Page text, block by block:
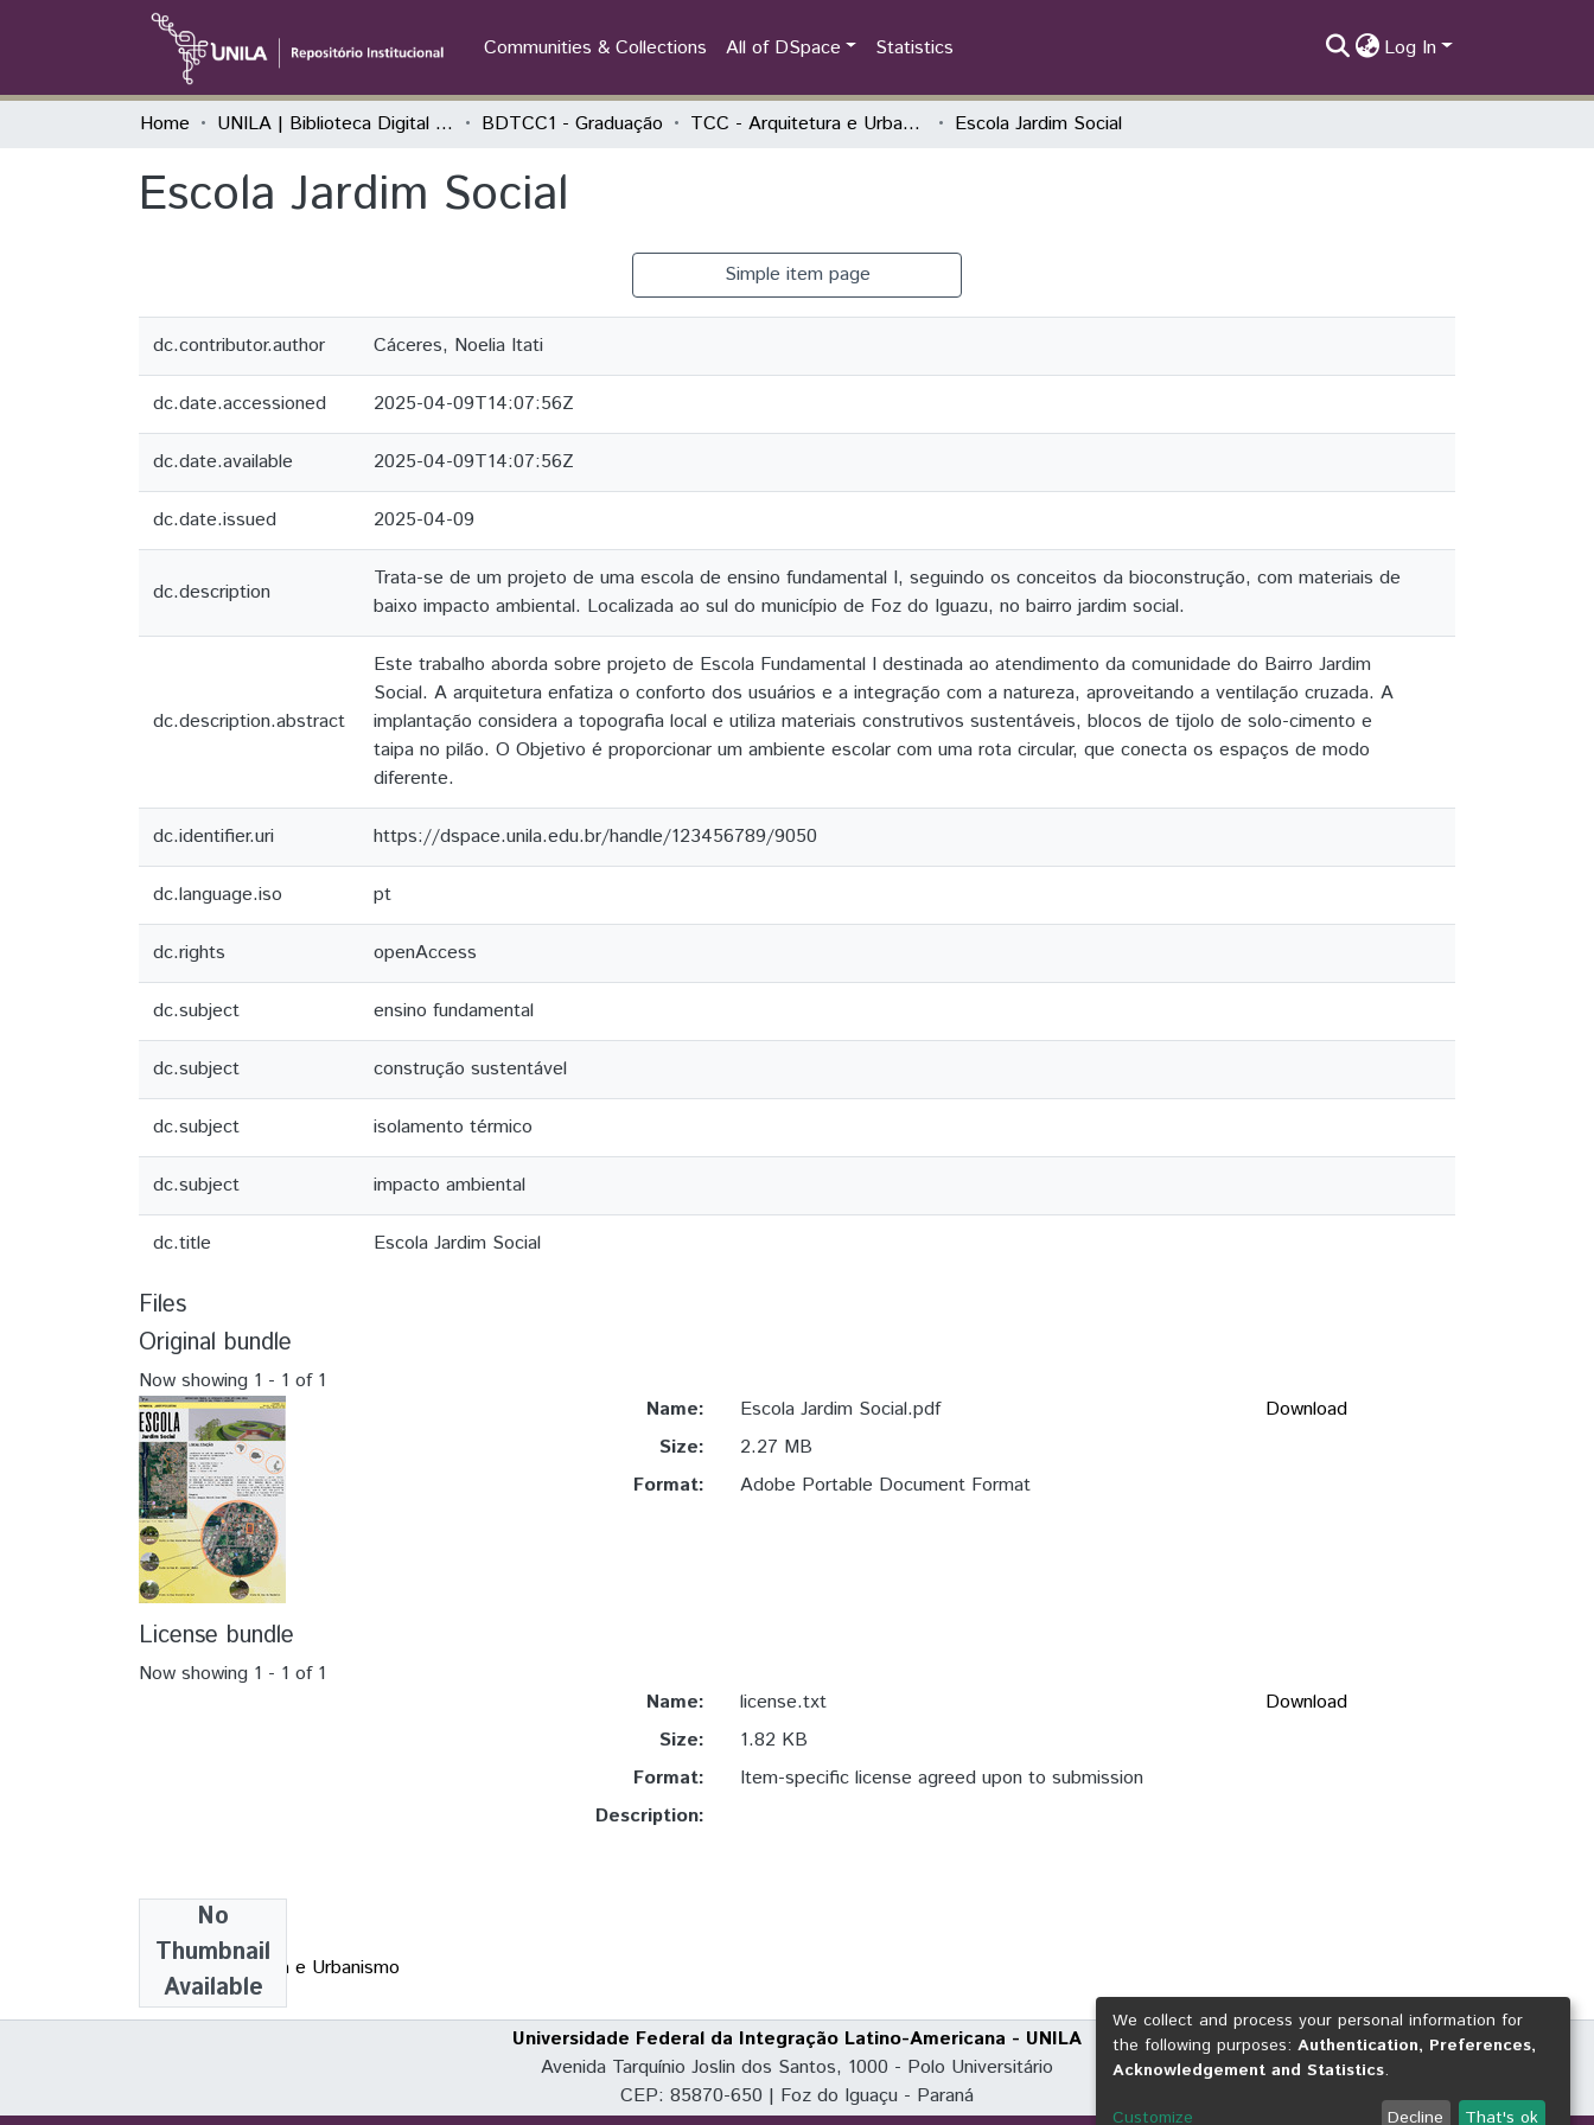
Communities & Collections All of DSpace Statistics Log In
Home UNILA | Biblioteca Digital de Trabalhos de Conclusão de Curso BDTCC1 - Graduação TCC - Arquitetura e Urbanismo Escola Jardim Social
Escola Jardim Social
Simple item page
dc.contributor.author Cáceres, Noelia Itati
dc.date.accessioned 2025-04-09T14:07:56Z
dc.date.available 2025-04-09T14:07:56Z
dc.date.issued 2025-04-09
dc.description
Trata-se de um projeto de uma escola de ensino fundamental I, seguindo os conceitos da bioconstrução, com materiais de
baixo impacto ambiental. Localizada ao sul do município de Foz do Iguazu, no bairro jardim social.
dc.description.abstract
Este trabalho aborda sobre projeto de Escola Fundamental I destinada ao atendimento da comunidade do Bairro Jardim
Social. A arquitetura enfatiza o conforto dos usuários e a integração com a natureza, aproveitando a ventilação cruzada. A
implantação considera a topografia local e utiliza materiais construtivos sustentáveis, blocos de tijolo de solo-cimento e
taipa no pilão. O Objetivo é proporcionar um ambiente escolar com uma rota circular, que conecta os espaços de modo
diferente.
dc.identifier.uri https://dspace.unila.edu.br/handle/123456789/9050
dc.language.iso pt
dc.rights openAccess
dc.subject ensino fundamental
dc.subject construção sustentável
dc.subject isolamento térmico
dc.subject impacto ambiental
dc.title Escola Jardim Social
Files
Original bundle
Now showing 1 - 1 of 1
Name:
Escola Jardim Social.pdf
Size:
2.27 MB
Format:
Adobe Portable Document Format
Download
License bundle
Now showing 1 - 1 of 1
No
Thumbnail
Available
Name:
license.txt
Size:
1.82 KB
Format:
Item-specific license agreed upon to submission
Description:
Download
Collections
TCC - Arquitetura e Urbanismo
Universidade Federal da Integração Latino-Americana - UNILA
Avenida Tarquínio Joslin dos Santos, 1000 - Polo Universitário
CEP: 85870-650 | Foz do Iguaçu - Paraná
We collect and process your personal information for
the following purposes: Authentication, Preferences,
Acknowledgement and Statistics.
Customize Decline That's ok